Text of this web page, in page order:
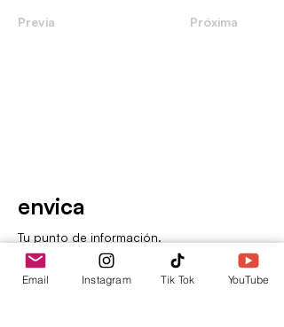
Previa Próxima
envica
Tu punto de información.
Email Instagram Tik Tok YouTube